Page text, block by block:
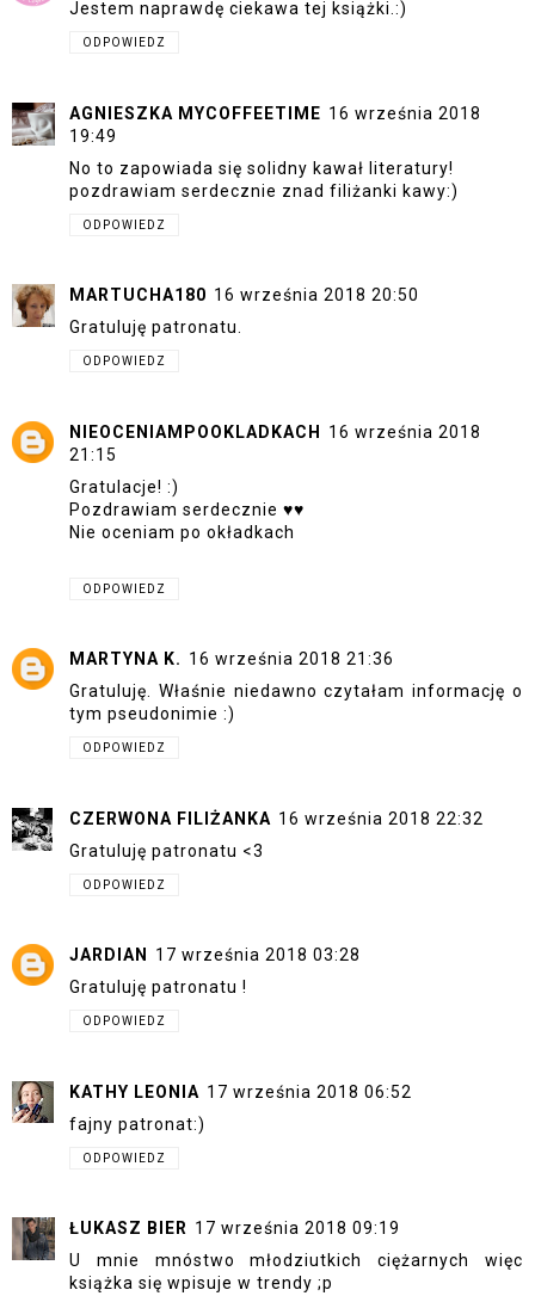
Jestem naprawdę ciekawa tej książki.:)
ODPOWIEDZ
AGNIESZKA MYCOFFEETIME 16 września 2018
19:49
No to zapowiada się solidny kawał literatury!
pozdrawiam serdecznie znad filiżanki kawy:)
ODPOWIEDZ
MARTUCHA180 16 września 2018 20:50
Gratuluję patronatu.
ODPOWIEDZ
NIEOCENIAMPOOKLADKACH
16 września 2018
21:15
Gratulacje! :)
Pozdrawiam serdecznie ♥♥
Nie oceniam po okładkach
ODPOWIEDZ
MARTYNA K. 16 września 2018 21:36
Gratuluję. Właśnie niedawno czytałam informację o
tym pseudonimie :)
ODPOWIEDZ
CZERWONA FILIŻANKA 16 września 2018 22:32
Gratuluję patronatu <3
ODPOWIEDZ
JARDIAN
17 września 2018 03:28
Gratuluję patronatu !
ODPOWIEDZ
KATHY LEONIA 17 września 2018 06:52
fajny patronat:)
ODPOWIEDZ
ŁUKASZ BIER 17 września 2018 09:19
U mnie mnóstwo młodziutkich ciężarnych więc
książka się wpisuje w trendy ;p